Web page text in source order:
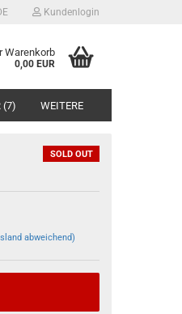
Kundenlogin
Warenkorb
0,00 EUR
(7) WEITERE
SOLD OUT
abweichend)